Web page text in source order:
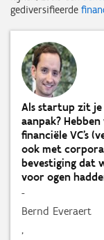
gediversifieerde
Als startup zit
aanpak?
financiële VC’s
ook met
bevestiging dat
voor ogen
-
Bernd Everaert
,